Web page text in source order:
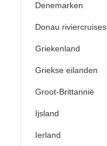
Denemarken
Donau riviercruises
Griekenland
Griekse eilanden
Groot-Brittannië
Ijsland
Ierland